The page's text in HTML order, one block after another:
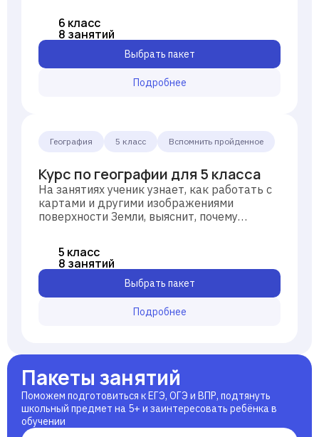
населением и системой хозяйства.
6 класс
8 занятий
Подробнее
Выбрать пакет
География 5 класс Вспомнить пройденное
Курс по географии для 5 класса
На занятиях ученик узнает, как работать с
картами и другими изображениями
поверхности Земли, выяснит, почему
том, как люди открывали свою планету.
5 класс
8 занятий
Подробнее
Выбрать пакет
Пакеты занятий
Поможем подготовиться к ЕГЭ, ОГЭ и ВПР, подтянуть
школьный предмет на 5+ и заинтересовать ребёнка в
обучении